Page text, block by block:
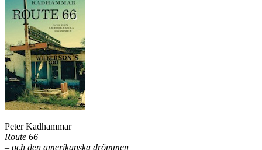
Men det övriga? Inte acceptabelt. Snudd på pengarna tillbaka. Men
försök ta er igenom dessa sidor, boken och författaren är värd det.
▪ Lasse Winkler